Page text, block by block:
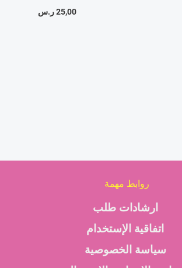
25,00ر.س
روابط مهمة
ارشادات طلب
اتفاقية الإستخدام
سياسة الخصوصية